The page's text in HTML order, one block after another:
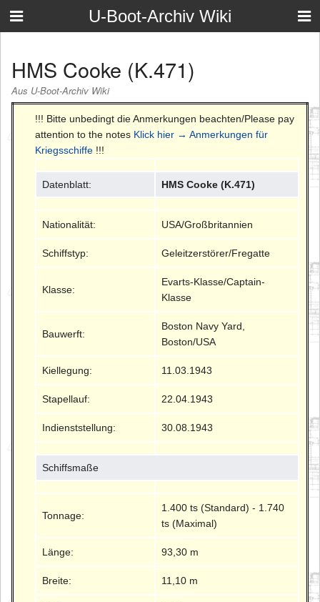
U-Boot-Archiv Wiki
HMS Cooke (K.471)
Aus U-Boot-Archiv Wiki
!!! Bitte unbedingt die Anmerkungen beachten/Please pay
attention to the notes Klick hier → Anmerkungen für
Kriegsschiffe !!!
Datenblatt: HMS Cooke (K.471)
Nationalität: USA/Großbritannien
Schiffstyp: Geleitzerstörer/Fregatte
Klasse:
Evarts-Klasse/Captain-
Klasse
Bauwerft:
Boston Navy Yard,
Boston/USA
Kiellegung: 11.03.1943
Stapellauf: 22.04.1943
Indienststellung: 30.08.1943
Schiffsmaße
Tonnage:
1.400 ts (Standard) - 1.740
ts (Maximal)
Länge: 93,30 m
Breite: 11,10 m